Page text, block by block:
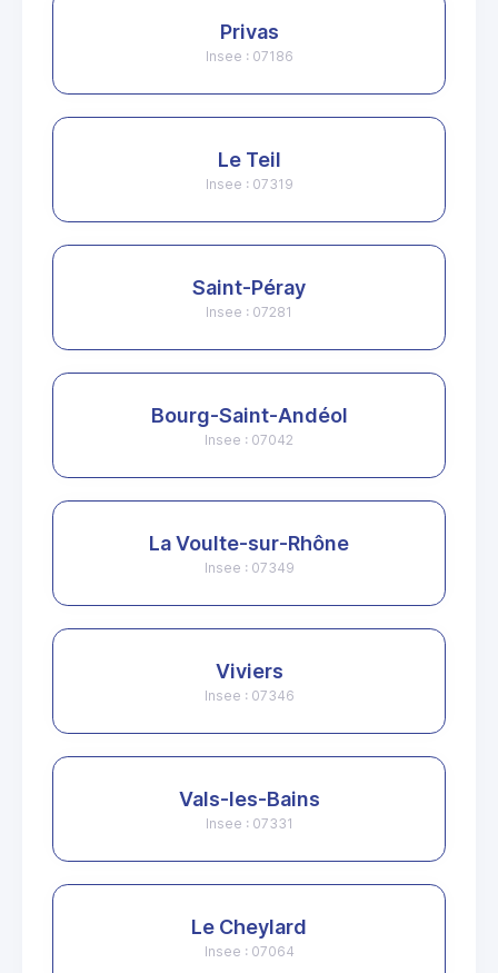
Privas
Insee : 07186
Le Teil
Insee : 07319
Saint-Péray
Insee : 07281
Bourg-Saint-Andéol
Insee : 07042
La Voulte-sur-Rhône
Insee : 07349
Viviers
Insee : 07346
Vals-les-Bains
Insee : 07331
Le Cheylard
Insee : 07064